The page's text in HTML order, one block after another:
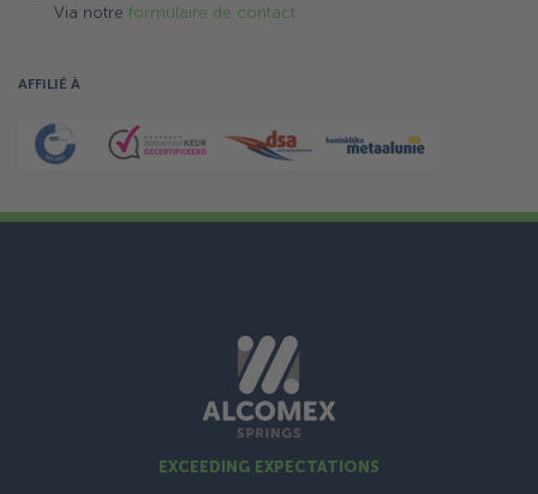
Via notreformulaire de contact
AFFILIÉ À
EXCEEDING EXPECTATIONS